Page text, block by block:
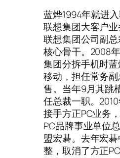
蓝烨1994年就进
联想集团大客户业
联想集团公司副
核心骨干。2008
集团分拆手机时
移动，担任常务
售。当年9月其跳
任总裁一职。
接手方正PC业务
PC品牌事业单位
盟宏碁。去年宏
整，取消了方正